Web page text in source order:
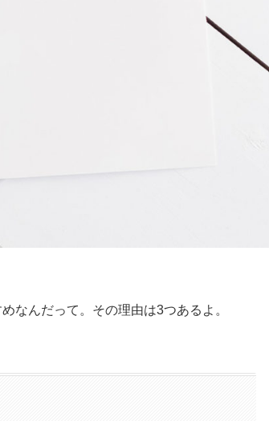
なんだって。その理由は3つあるよ。